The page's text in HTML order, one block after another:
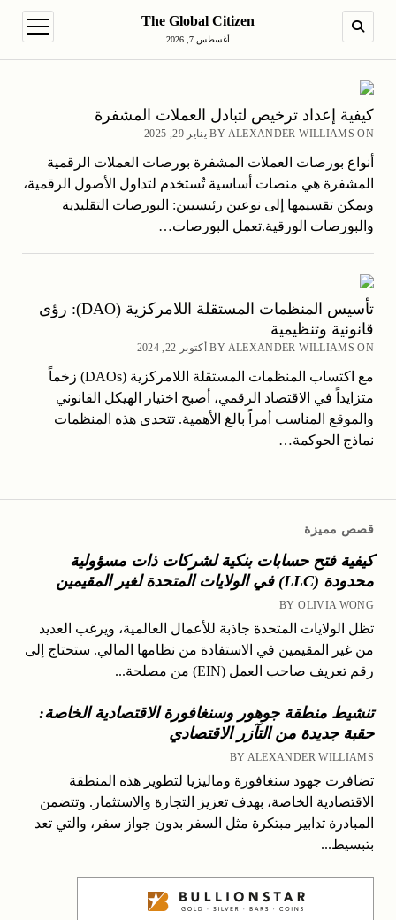
SEARCH
The Global Citizen
أغسطس 7, 2026
menu
قصص مميزة
كيفية فتح حسابات بنكية لشركات ذات مسؤولية
محدودة (LLC) في الولايات المتحدة لغير المقيمين
BY OLIVIA WONG
تظل الولايات المتحدة جاذبة للأعمال العالمية، ويرغب العديد
من غير المقيمين في الاستفادة من نظامها المالي. ستحتاج إلى
رقم تعريف صاحب العمل (EIN) من مصلحة...
تنشيط منطقة جوهور وسنغافورة الاقتصادية الخاصة:
حقبة جديدة من التآزر الاقتصادي
BY ALEXANDER WILLIAMS
تضافرت جهود سنغافورة وماليزيا لتطوير هذه المنطقة
الاقتصادية الخاصة، بهدف تعزيز التجارة والاستثمار. وتتضمن
المبادرة تدابير مبتكرة مثل السفر بدون جواز سفر، والتي تعد
بتبسيط...
كيفية إعداد ترخيص لتبادل العملات المشفرة
BY ALEXANDER WILLIAMS ON يناير 29, 2025
أنواع بورصات العملات المشفرة بورصات العملات الرقمية
المشفرة هي منصات أساسية تُستخدم لتداول الأصول الرقمية،
ويمكن تقسيمها إلى نوعين رئيسيين: البورصات التقليدية
والبورصات الورقية.تعمل البورصات…
تأسيس المنظمات المستقلة اللامركزية (DAO): رؤى
قانونية وتنظيمية
BY ALEXANDER WILLIAMS ON أكتوبر 22, 2024
مع اكتساب المنظمات المستقلة اللامركزية (DAOs) زخماً
متزايداً في الاقتصاد الرقمي، أصبح اختيار الهيكل القانوني
والموقع المناسب أمراً بالغ الأهمية. تتحدى هذه المنظمات
نماذج الحوكمة…